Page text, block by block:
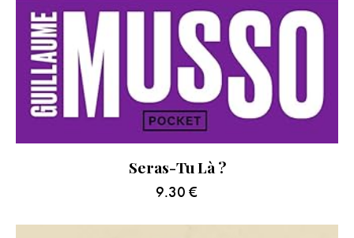
Seras-Tu Là ?
9.30 €